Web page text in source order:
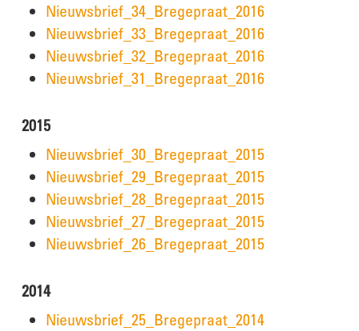
Nieuwsbrief_34_Bregepraat_2016
Nieuwsbrief_33_Bregepraat_2016
Nieuwsbrief_32_Bregepraat_2016
Nieuwsbrief_31_Bregepraat_2016
2015
Nieuwsbrief_30_Bregepraat_2015
Nieuwsbrief_29_Bregepraat_2015
Nieuwsbrief_28_Bregepraat_2015
Nieuwsbrief_27_Bregepraat_2015
Nieuwsbrief_26_Bregepraat_2015
2014
Nieuwsbrief_25_Bregepraat_2014